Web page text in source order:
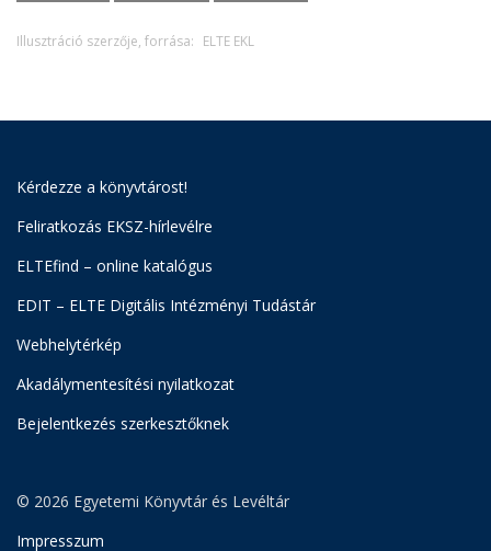
Illusztráció szerzője, forrása: ELTE EKL
Kérdezze a könyvtárost!
Feliratkozás EKSZ-hírlevélre
ELTEfind – online katalógus
EDIT – ELTE Digitális Intézményi Tudástár
Webhelytérkép
Akadálymentesítési nyilatkozat
Bejelentkezés szerkesztőknek
© 2026 Egyetemi Könyvtár és Levéltár
Impresszum